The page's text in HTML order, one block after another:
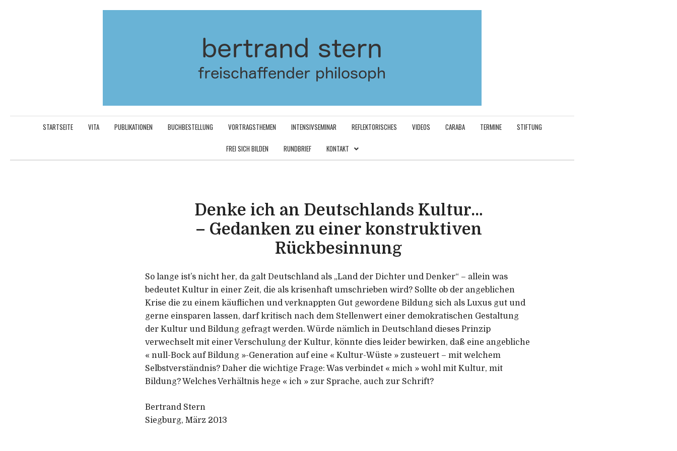
STARTSEITE VITA PUBLIKATIONEN BUCHBESTELLUNG VORTRAGSTHEMEN INTENSIVSEMINAR REFLEKTORISCHES VIDEOS CARABA TERMINE STIFTUNG
FREI SICH BILDEN RUNDBRIEF KONTAKT
Denke ich an Deutschlands Kultur…
– Gedanken zu einer konstruktiven
Rückbesinnung
So lange ist’s nicht her, da galt Deutschland als „Land der Dichter und Denker“ – allein was
bedeutet Kultur in einer Zeit, die als krisenhaft umschrieben wird? Sollte ob der angeblichen
Krise die zu einem käuflichen und verknappten Gut gewordene Bildung sich als Luxus gut und
gerne einsparen lassen, darf kritisch nach dem Stellenwert einer demokratischen Gestaltung
der Kultur und Bildung gefragt werden. Würde nämlich in Deutschland dieses Prinzip
verwechselt mit einer Verschulung der Kultur, könnte dies leider bewirken, daß eine angebliche
« null-Bock auf Bildung »-Generation auf eine « Kultur-Wüste » zusteuert – mit welchem
Selbstverständnis? Daher die wichtige Frage: Was verbindet « mich » wohl mit Kultur, mit
Bildung? Welches Verhältnis hege « ich » zur Sprache, auch zur Schrift?
Bertrand Stern
Siegburg, März 2013